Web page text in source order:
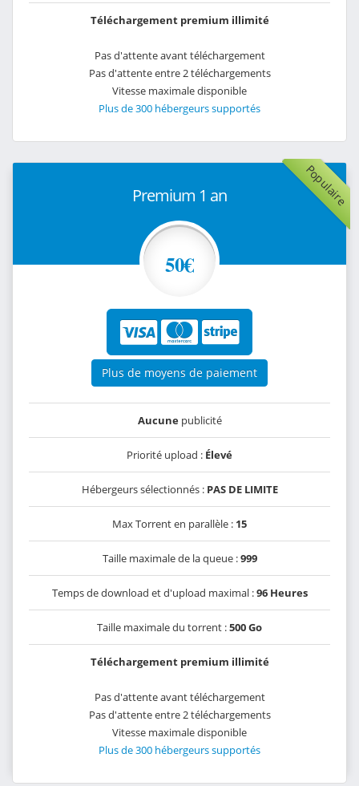
Téléchargement premium illimité
Pas d'attente avant téléchargement
Pas d'attente entre 2 téléchargements
Vitesse maximale disponible
Plus de 300 hébergeurs supportés
Populaire
Premium 1 an
50€
Plus de moyens de paiement
Aucunepublicité
Priorité upload : Élevé
Hébergeurs sélectionnés : PAS DE LIMITE
Max Torrent en parallèle : 15
Taille maximale de la queue :999
Temps de download et d'upload maximal :96 Heures
Taille maximale du torrent :500 Go
Téléchargement premium illimité
Pas d'attente avant téléchargement
Pas d'attente entre 2 téléchargements
Vitesse maximale disponible
Plus de 300 hébergeurs supportés